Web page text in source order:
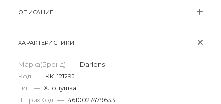
ОПИСАНИЕ
ХАРАКТЕРИСТИКИ
Марка(Бренд) — Darlens
Код — КК-121292
Тип — Хлопушка
ШтрихКод — 4610027479633